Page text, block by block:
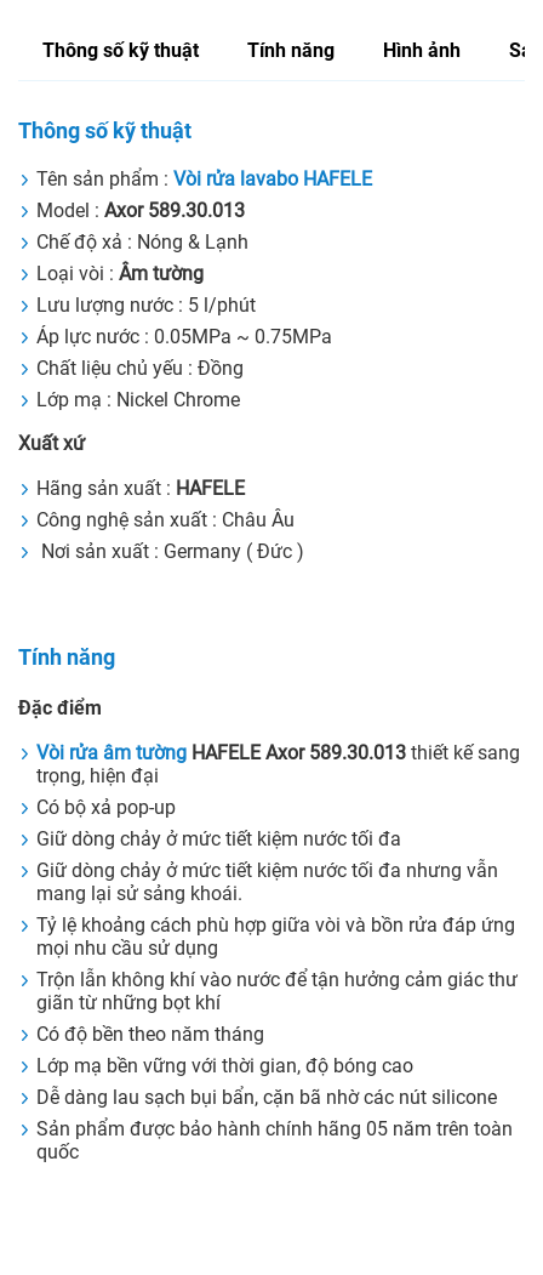
Thông số kỹ thuật Tính năng Hình ảnh
Thông số kỹ thuật
Tên sản phẩm : Vòi rửa lavabo HAFELE
Model : Axor 589.30.013
Chế độ xả : Nóng & Lạnh
Loại vòi : Âm tường
Lưu lượng nước : 5 l/phút
Áp lực nước : 0.05MPa ~ 0.75MPa
Chất liệu chủ yếu : Đồng
Lớp mạ : Nickel Chrome
Xuất xứ
Hãng sản xuất : HAFELE
Công nghệ sản xuất : Châu Âu
Nơi sản xuất : Germany ( Đức )
Tính năng
Đặc điểm
Vòi rửa âm tường HAFELE Axor 589.30.013 thiết kế sang
trọng, hiện đại
Có bộ xả pop-up
Giữ dòng chảy ở mức tiết kiệm nước tối đa
Giữ dòng chảy ở mức tiết kiệm nước tối đa nhưng vẫn
mang lại sử sảng khoái.
Tỷ lệ khoảng cách phù hợp giữa vòi và bồn rửa đáp ứng
mọi nhu cầu sử dụng
Trộn lẫn không khí vào nước để tận hưởng cảm giác thư
giãn từ những bọt khí
Có độ bền theo năm tháng
Lớp mạ bền vững với thời gian, độ bóng cao
Dễ dàng lau sạch bụi bẩn, cặn bã nhờ các nút silicone
Sản phẩm được bảo hành chính hãng 05 năm trên toàn
quốc